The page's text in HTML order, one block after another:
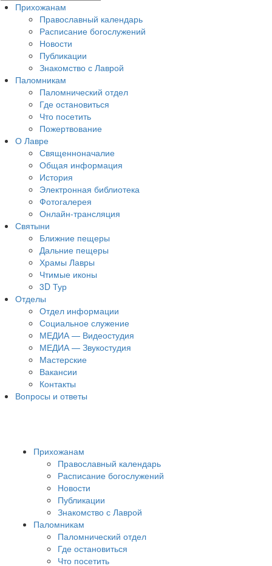
Прихожанам
Православный календарь
Расписание богослужений
Новости
Публикации
Знакомство с Лаврой
Паломникам
Паломнический отдел
Где остановиться
Что посетить
Пожертвование
О Лавре
Священноначалие
Общая информация
История
Электронная библиотека
Фотогалерея
Онлайн-трансляция
Святыни
Ближние пещеры
Дальние пещеры
Храмы Лавры
Чтимые иконы
3D Тур
Отделы
Отдел информации
Социальное служение
МЕДИА — Видеостудия
МЕДИА — Звукостудия
Мастерские
Вакансии
Контакты
Вопросы и ответы
Прихожанам
Православный календарь
Расписание богослужений
Новости
Публикации
Знакомство с Лаврой
Паломникам
Паломнический отдел
Где остановиться
Что посетить